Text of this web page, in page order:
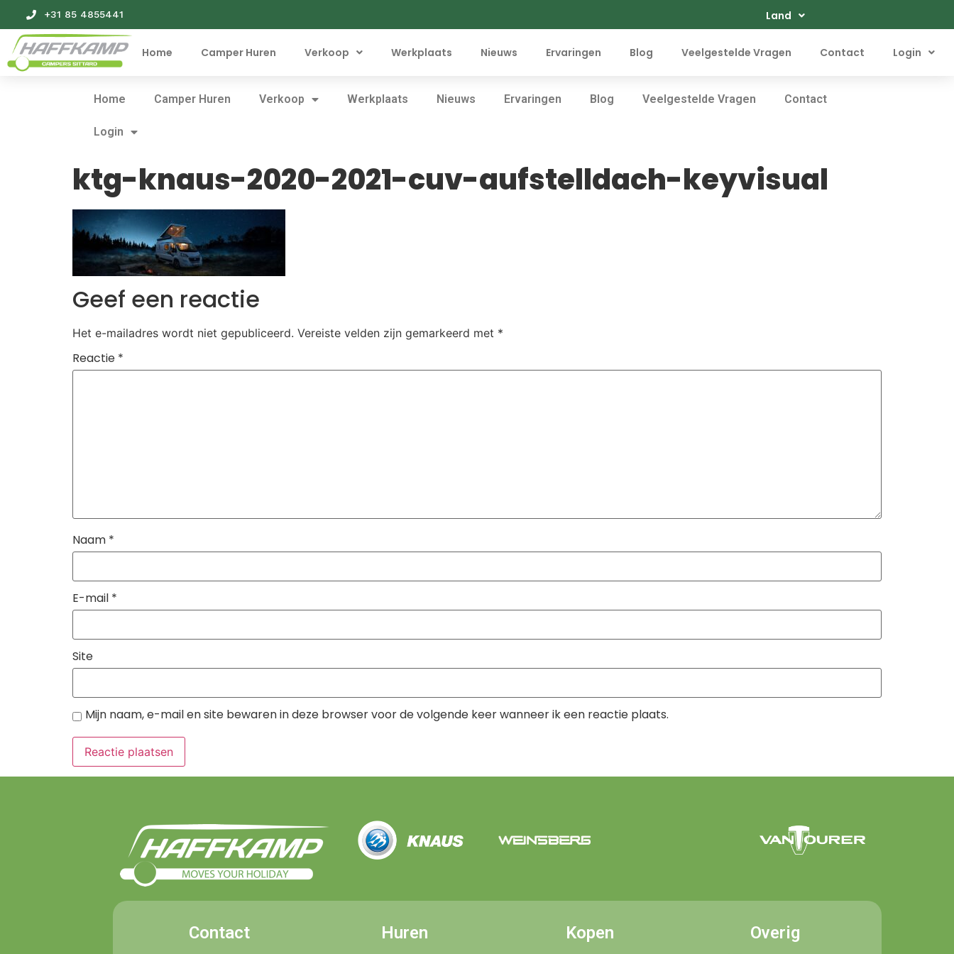
+31 85 4855441 Land
Home Camper Huren Verkoop Werkplaats Nieuws Ervaringen Blog Veelgestelde Vragen Contact Login
Home Camper Huren Verkoop Werkplaats Nieuws Ervaringen Blog Veelgestelde Vragen Contact
Login
ktg-knaus-2020-2021-cuv-aufstelldach-keyvisual
Geef een reactie
Het e-mailadres wordt niet gepubliceerd. Vereiste velden zijn gemarkeerd met *
Reactie *
Naam *
E-mail *
Site
Mijn naam, e-mail en site bewaren in deze browser voor de volgende keer wanneer ik een reactie plaats.
Contact Huren Kopen Overig